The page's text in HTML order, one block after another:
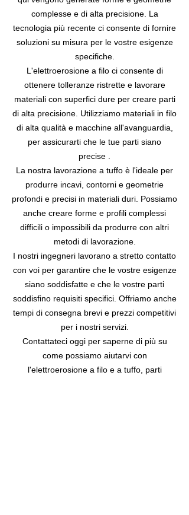
complesse e di alta precisione. La
tecnologia più recente ci consente di fornire
soluzioni su misura per le vostre esigenze
specifiche.
L'elettroerosione a filo ci consente di
ottenere tolleranze ristrette e lavorare
materiali con superfici dure per creare parti
di alta precisione. Utilizziamo materiali in filo
di alta qualità e macchine all'avanguardia,
per assicurarti che le tue parti siano
precise .
La nostra lavorazione a tuffo è l'ideale per
produrre incavi, contorni e geometrie
profondi e precisi in materiali duri. Possiamo
anche creare forme e profili complessi
difficili o impossibili da produrre con altri
metodi di lavorazione.
I nostri ingegneri lavorano a stretto contatto
con voi per garantire che le vostre esigenze
siano soddisfatte e che le vostre parti
soddisfino requisiti specifici. Offriamo anche
tempi di consegna brevi e prezzi competitivi
per i nostri servizi.
Contattateci oggi per saperne di più su
come possiamo aiutarvi con
l'elettroerosione a filo e a tuffo, parti